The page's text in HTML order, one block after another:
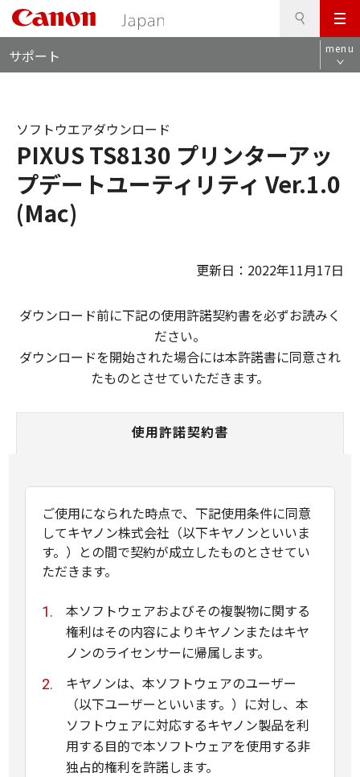
メ
ニ
ュ
サポート menu
PIXUS TS8130 プリンターアッ
プデートユーティリティ Ver.1.0
(Mac)
ソフトウエアダウンロード
更新日：2022年11月17日
ダウンロード前に下記の使用許諾契約書を必ずお読みく
ださい。
ダウンロードを開始された場合には本許諾書に同意され
たものとさせていただきます。
使用許諾契約書
ご使用になられた時点で、下記使用条件に同意
してキヤノン株式会社（以下キヤノンといいま
す。）との間で契約が成立したものとさせてい
ただきます。
本ソフトウェアおよびその複製物に関する
権利はその内容によりキヤノンまたはキヤ
ノンのライセンサーに帰属します。
キヤノンは、本ソフトウェアのユーザー
（以下ユーザーといいます。）に対し、本
ソフトウェアに対応するキヤノン製品を利
用する目的で本ソフトウェアを使用する非
独占的権利を許諾します。